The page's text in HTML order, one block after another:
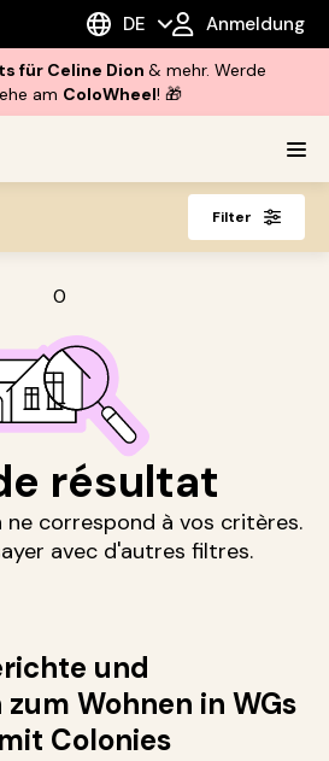
DE Anmeldung
für Celine Dion & mehr. Werde
am ColoWheel! 🎁
Filter
0
résultat
ne correspond à vos critères.
avec d'autres filtres.
und
Wohnen in WGs
Colonies